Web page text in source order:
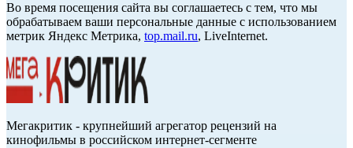
Во время посещения сайта вы соглашаетесь с тем, что мы
обрабатываем ваши персональные данные с использованием
метрик Яндекс Метрика, top.mail.ru, LiveInternet.
Мегакритик - крупнейший агрегатор рецензий на
кинофильмы в российском интернет-сегменте